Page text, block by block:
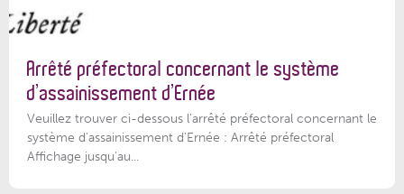
Arrêté préfectoral concernant le système
d’assainissement d’Ernée
Veuillez trouver ci-dessous l’arrêté préfectoral concernant le
système d'assainissement d'Ernée : Arrêté préfectoral
Affichage jusqu'au...